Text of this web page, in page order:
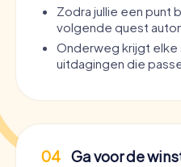
Zodra jullie een punt
volgende quest
Onderweg krijgt
uitdagingen die
04 Ga voor de